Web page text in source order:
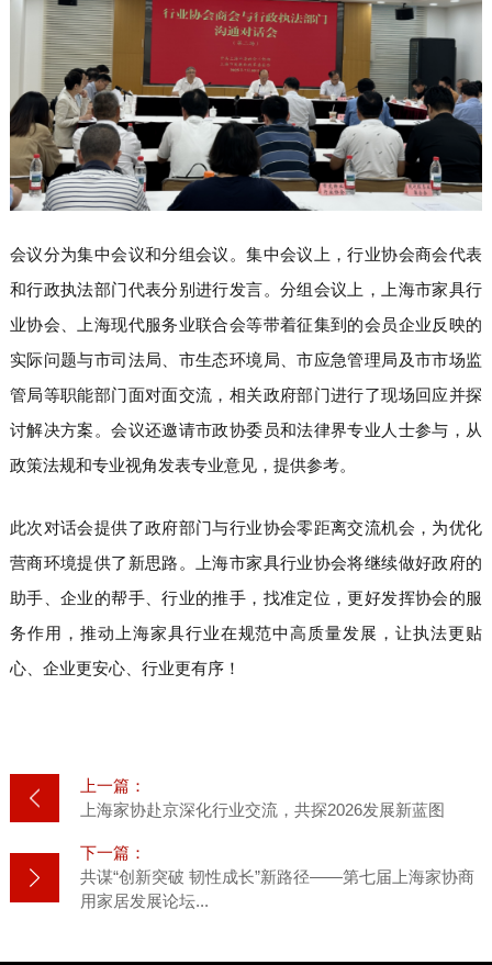
会议分为集中会议和分组会议。集中会议上，行业协会商会代表
和行政执法部门代表分别进行发言。分组会议上，上海市家具行
业协会、上海现代服务业联合会等带着征集到的会员企业反映的
实际问题与市司法局、市生态环境局、市应急管理局及市市场监
管局等职能部门面对面交流，相关政府部门进行了现场回应并探
讨解决方案。会议还邀请市政协委员和法律界专业人士参与，从
政策法规和专业视角发表专业意见，提供参考。
此次对话会提供了政府部门与行业协会零距离交流机会，为优化
营商环境提供了新思路。上海市家具行业协会将继续做好政府的
助手、企业的帮手、行业的推手，找准定位，更好发挥协会的服
务作用，推动上海家具行业在规范中高质量发展，让执法更贴
心、企业更安心、行业更有序！
上一篇：
上海家协赴京深化行业交流，共探2026发展新蓝图
下一篇：
共谋“创新突破 韧性成长”新路径——第七届上海家协商
用家居发展论坛...